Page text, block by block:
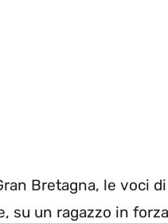
Bretagna, le voci
un ragazzo in